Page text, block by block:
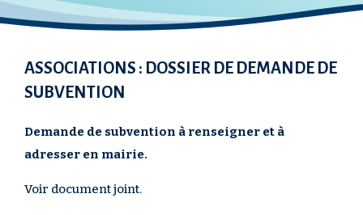
ASSOCIATIONS : DOSSIER DE DEMANDE DE
SUBVENTION
Demande de subvention à renseigner et à
adresser en mairie.
Voir document joint.
RECHERCHER SUR LE SITE